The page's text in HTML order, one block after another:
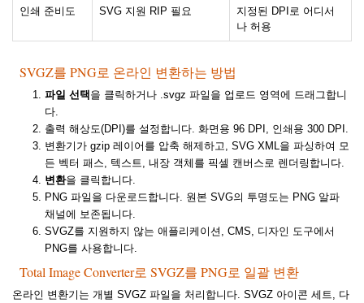
인쇄 준비도 SVG 지원 RIP 필요
지정된 DPI로 어디서
나 허용
SVGZ를 PNG로 온라인 변환하는 방법
파일 선택 을 클릭하거나 .svgz 파일을 업로드 영역에 드래그합니
다.
출력 해상도(DPI)를 설정합니다. 화면용 96 DPI, 인쇄용 300 DPI.
변환기가 gzip 레이어를 압축 해제하고, SVG XML을 파싱하여 모
든 벡터 패스, 텍스트, 내장 객체를 픽셀 캔버스로 렌더링합니다.
변환을 클릭합니다.
PNG 파일을 다운로드합니다. 원본 SVG의 투명도는 PNG 알파
채널에 보존됩니다.
SVGZ를 지원하지 않는 애플리케이션, CMS, 디자인 도구에서
PNG를 사용합니다.
Total Image Converter로 SVGZ를 PNG로 일괄 변환
온라인 변환기는 개별 SVGZ 파일을 처리합니다. SVGZ 아이콘 세트, 다